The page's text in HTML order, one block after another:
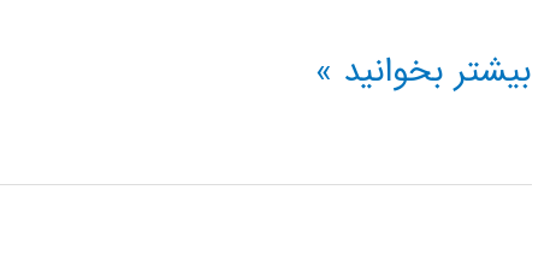
دانلود
Lonely
بیشتر بخوانید »